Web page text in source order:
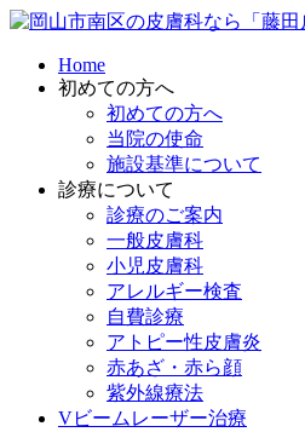
Home
初めての方へ
初めての方へ
当院の使命
施設基準について
診療について
診療のご案内
一般皮膚科
小児皮膚科
アレルギー検査
自費診療
アトピー性皮膚炎
赤あざ・赤ら顔
紫外線療法
Vビームレーザー治療